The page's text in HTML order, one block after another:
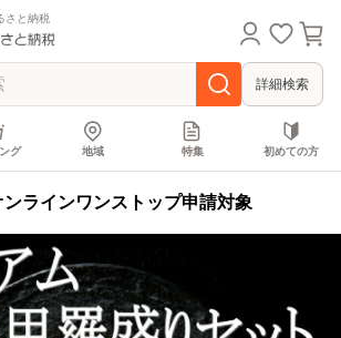
さと納税
詳細検索
グ 地域 特集 初めての方
ンラインワンストップ申請対象